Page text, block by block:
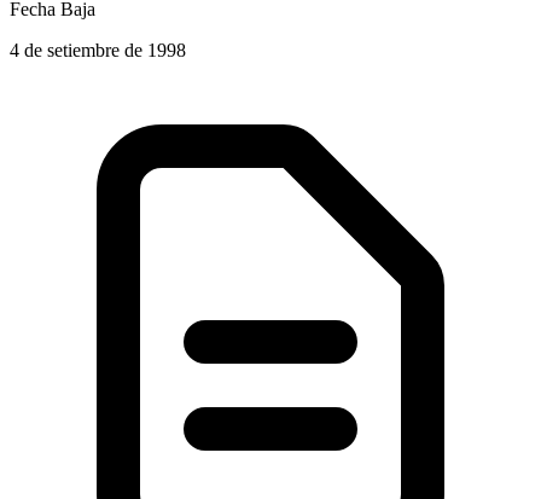
Fecha Baja
4 de setiembre de 1998